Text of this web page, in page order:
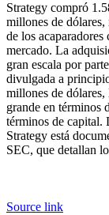
Strategy compró
millones de
de los
mercado. La
gran escala por
divulgada a
millones de
grande en términos
términos de capital.
Strategy está
SEC, que detallan
Source link